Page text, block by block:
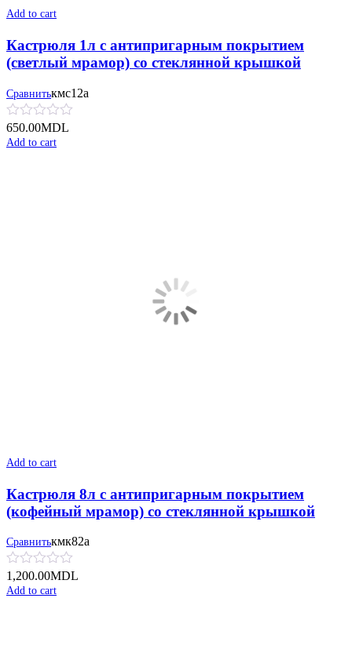
Add to cart
Кастрюля 1л с антипригарным покрытием
(светлый мрамор) со стеклянной крышкой
Сравнитькмс12а
650.00MDL
Add to cart
Add to cart
Кастрюля 8л с антипригарным покрытием
(кофейный мрамор) со стеклянной крышкой
Сравнитькмк82а
1,200.00MDL
Add to cart